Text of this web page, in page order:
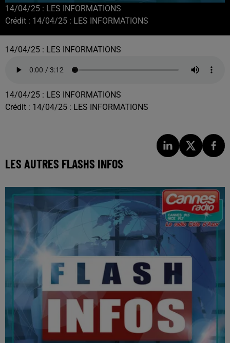
14/04/25 : LES INFORMATIONS
Crédit : 14/04/25 : LES INFORMATIONS
14/04/25 : LES INFORMATIONS
14/04/25 : LES INFORMATIONS
Crédit : 14/04/25 : LES INFORMATIONS
LES AUTRES FLASHS INFOS